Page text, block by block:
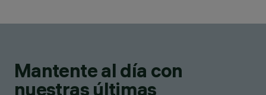
Mantente al día con
nuestras últimas